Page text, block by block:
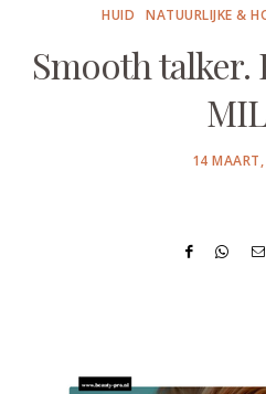
HUID NATUURLIJKE &
Smooth talker.
POSTED
14